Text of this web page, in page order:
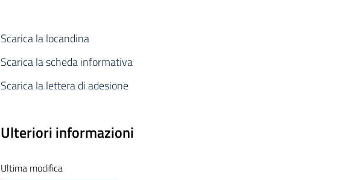
Scarica la locandina
Scarica la scheda informativa
Scarica la lettera di adesione
Ulteriori informazioni
Ultima modifica